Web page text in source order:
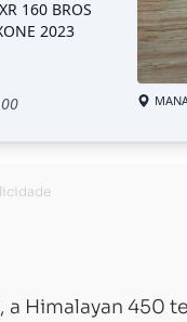
, a Himalayan 450